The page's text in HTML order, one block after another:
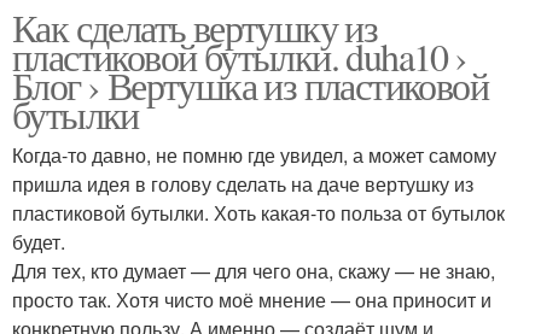
Как сделать вертушку из
пластиковой бутылки. duha10 ›
Блог › Вертушка из пластиковой
бутылки
Когда-то давно, не помню где увидел, а может самому
пришла идея в голову сделать на даче вертушку из
пластиковой бутылки. Хоть какая-то польза от бутылок
будет.
Для тех, кто думает — для чего она, скажу — не знаю,
просто так. Хотя чисто моё мнение — она приносит и